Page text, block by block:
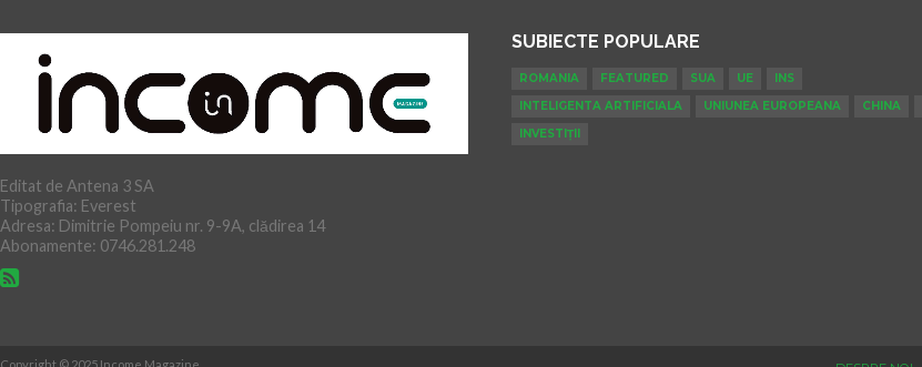
Editat de Antena 3 SA
Tipografia: Everest
Adresa: Dimitrie Pompeiu nr. 9-9A, clădirea 14
Abonamente: 0746.281.248
SUBIECTE POPULARE
ROMANIA FEATURED SUA UE
INS
INTELIGENTA ARTIFICIALA
UNIUNEA EUROPEANA CHINA
INVESTIȚII